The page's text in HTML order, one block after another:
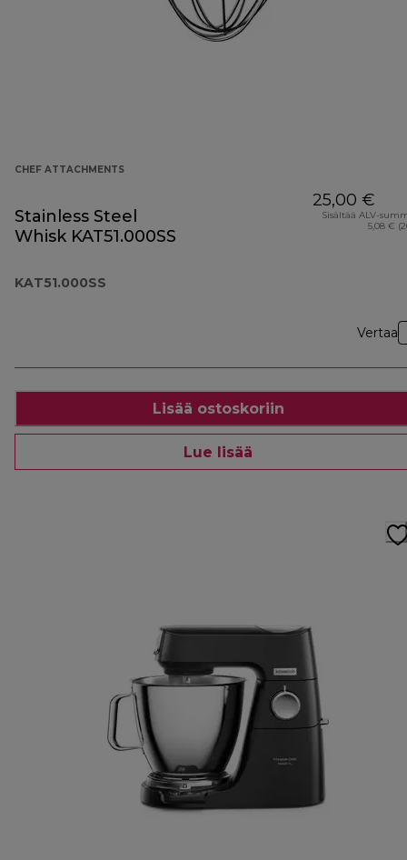
CHEF ATTACHMENTS
Stainless Steel
Whisk KAT51.000SS
KAT51.000SS
25,00 €
Sisältää ALV-
5,08 €
Vertaa
Lisää ostoskoriin
Lue lisää